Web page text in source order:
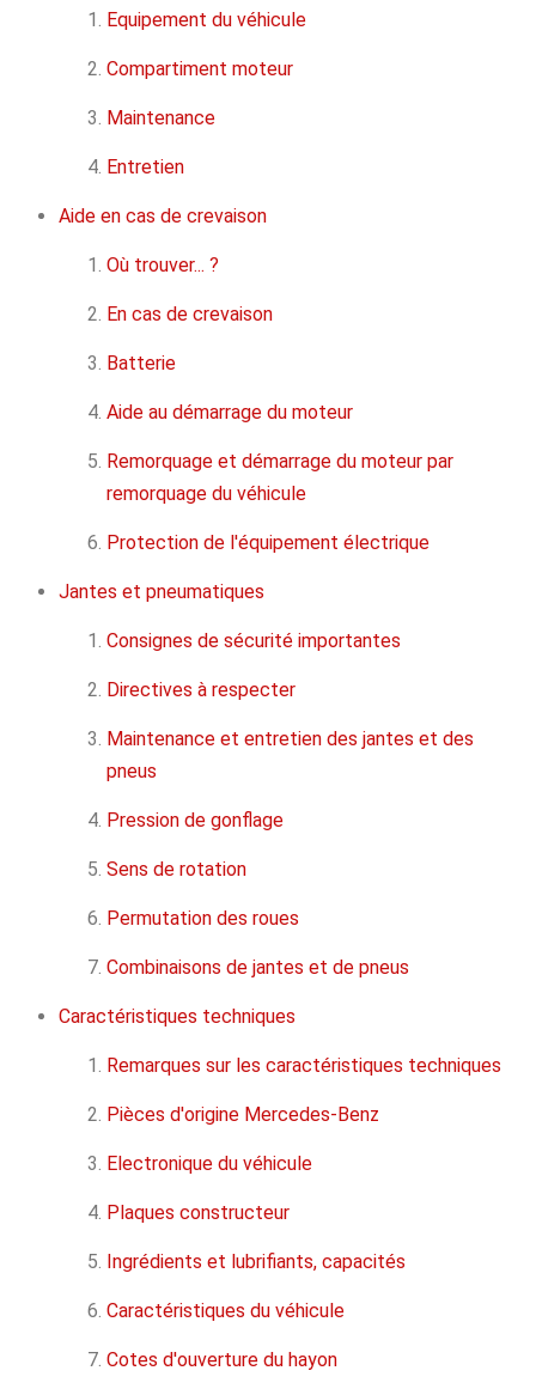
Equipement du véhicule
Compartiment moteur
Maintenance
Entretien
Aide en cas de crevaison
Où trouver... ?
En cas de crevaison
Batterie
Aide au démarrage du moteur
Remorquage et démarrage du moteur par
remorquage du véhicule
Protection de l'équipement électrique
Jantes et pneumatiques
Consignes de sécurité importantes
Directives à respecter
Maintenance et entretien des jantes et des
pneus
Pression de gonflage
Sens de rotation
Permutation des roues
Combinaisons de jantes et de pneus
Caractéristiques techniques
Remarques sur les caractéristiques techniques
Pièces d'origine Mercedes-Benz
Electronique du véhicule
Plaques constructeur
Ingrédients et lubrifiants, capacités
Caractéristiques du véhicule
Cotes d'ouverture du hayon